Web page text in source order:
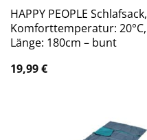
HAPPY PEOPLE Schlafsack,
Komforttemperatur: 20°C,
Länge: 180cm – bunt
19,99€